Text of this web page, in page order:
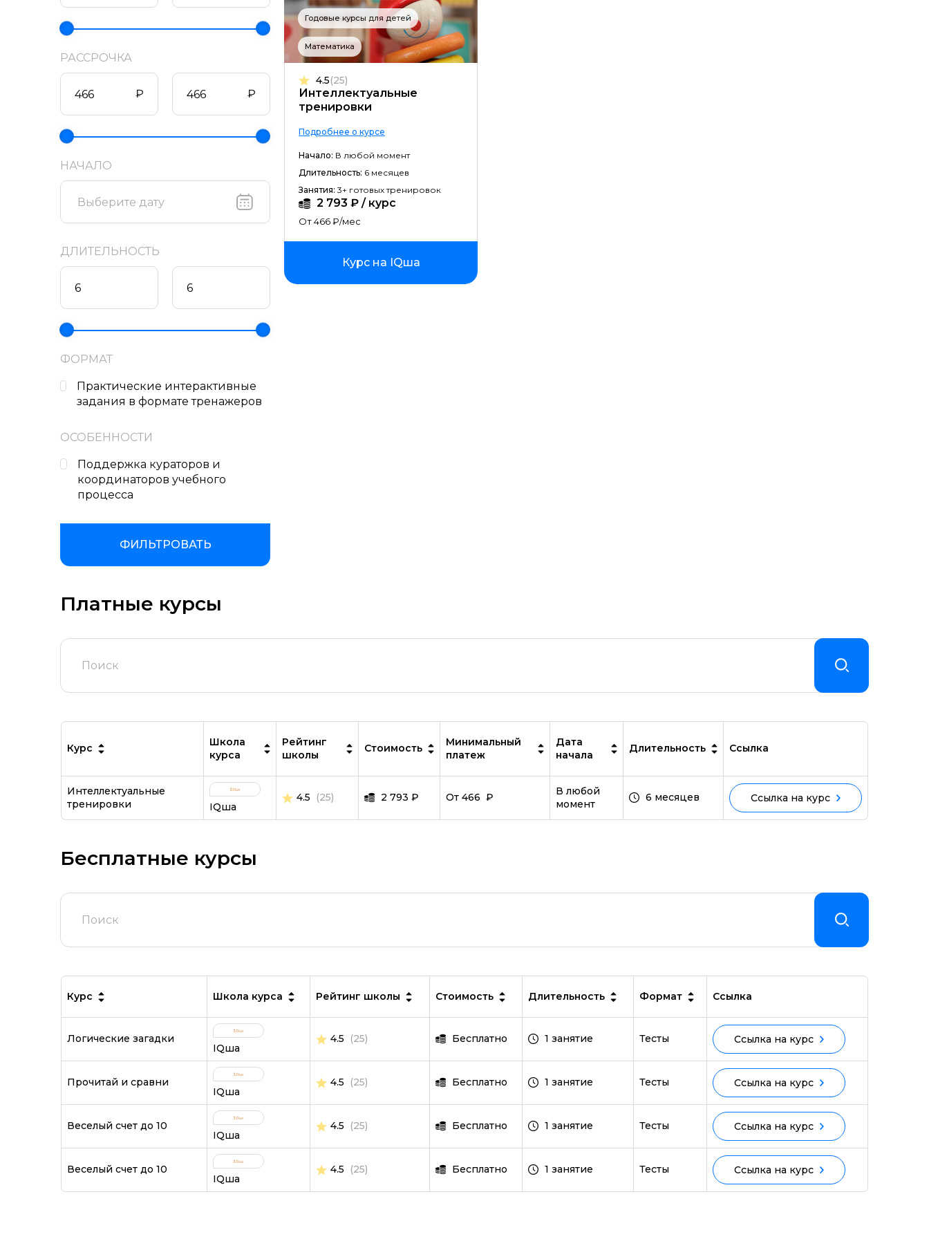
Мобильная разработка
JavaScript-разработка
Frontend-разработка
PHP-разработка
IOS-разработка
Фреймворк Flutter
Алгоритмы и структуры данных
ООП
Программирование с нуля
Создание сайтов на тильде
Fullstack-разработка
Vue JS
Terraform
Wordpress
Битрикс
РАССРОЧКА
₽ ₽
НАЧАЛО
ДЛИТЕЛЬНОСТЬ
ФОРМАТ
Практические интерактивные
задания в формате тренажеров
ОСОБЕННОСТИ
Поддержка кураторов и
координаторов учебного
процесса
ФИЛЬТРОВАТЬ
Годовые курсы для детей
Математика
Интеллектуальные
тренировки
4.5(25)
Подробнее о курсе
Начало: В любой момент
Длительность: 6 месяцев
Занятия: 3+ готовых тренировок
2 793 ₽ / курс
От 466 ₽/мес
Курс на IQша
Платные курсы
Курс
Школа
курса
Рейтинг
школы
Стоимость
Минимальный
платеж
Дата
начала
Длительность Ссылка
Интеллектуальные
тренировки
IQша
4.5 (25) 2 793 ₽ От 466 ₽
В любой
момент
6 месяцев Ссылка на курс
Бесплатные курсы
Курс Школа курса Рейтинг школы Стоимость Длительность Формат Ссылка
Логические загадки
IQша
4.5 (25) Бесплатно 1 занятие Тесты Ссылка на курс
Прочитай и сравни
IQша
4.5 (25) Бесплатно 1 занятие Тесты Ссылка на курс
Веселый счет до 10
IQша
4.5 (25) Бесплатно 1 занятие Тесты Ссылка на курс
Веселый счет до 10
IQша
4.5 (25) Бесплатно 1 занятие Тесты Ссылка на курс